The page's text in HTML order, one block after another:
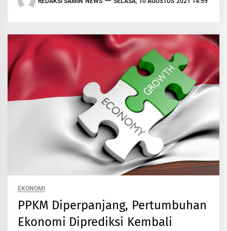
EKONOMI
PPKM Diperpanjang, Pertumbuhan
Ekonomi Diprediksi Kembali